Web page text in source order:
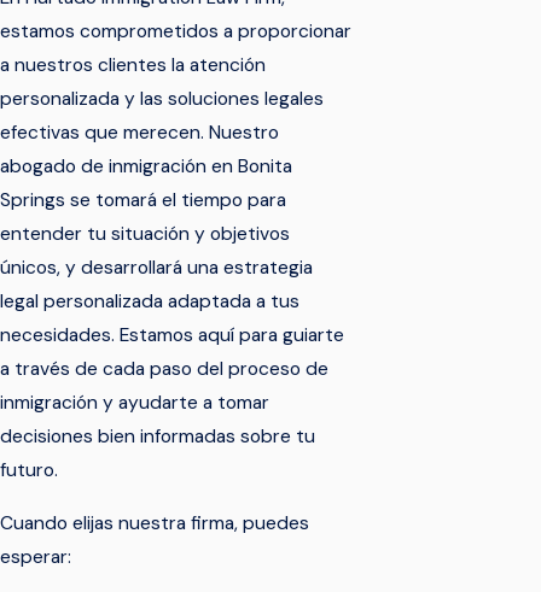
estamos comprometidos a proporcionar
a nuestros clientes la atención
personalizada y las soluciones legales
efectivas que merecen. Nuestro
abogado de inmigración en Bonita
Springs se tomará el tiempo para
entender tu situación y objetivos
únicos, y desarrollará una estrategia
legal personalizada adaptada a tus
necesidades. Estamos aquí para guiarte
a través de cada paso del proceso de
inmigración y ayudarte a tomar
decisiones bien informadas sobre tu
futuro.
Cuando elijas nuestra firma, puedes
esperar: